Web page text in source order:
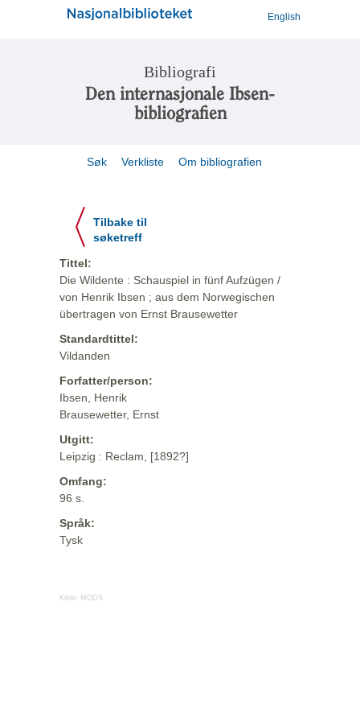
English
Bibliografi
Den internasjonale Ibsen-
bibliografien
Søk Verkliste Om bibliografien
Tilbake til
søketreff
Tittel:
Die Wildente : Schauspiel in fünf Aufzügen /
von Henrik Ibsen ; aus dem Norwegischen
übertragen von Ernst Brausewetter
Standardtittel:
Vildanden
Forfatter/person:
Ibsen, Henrik
Brausewetter, Ernst
Utgitt:
Leipzig : Reclam, [1892?]
Omfang:
96 s.
Språk:
Tysk
Kilde: MODS